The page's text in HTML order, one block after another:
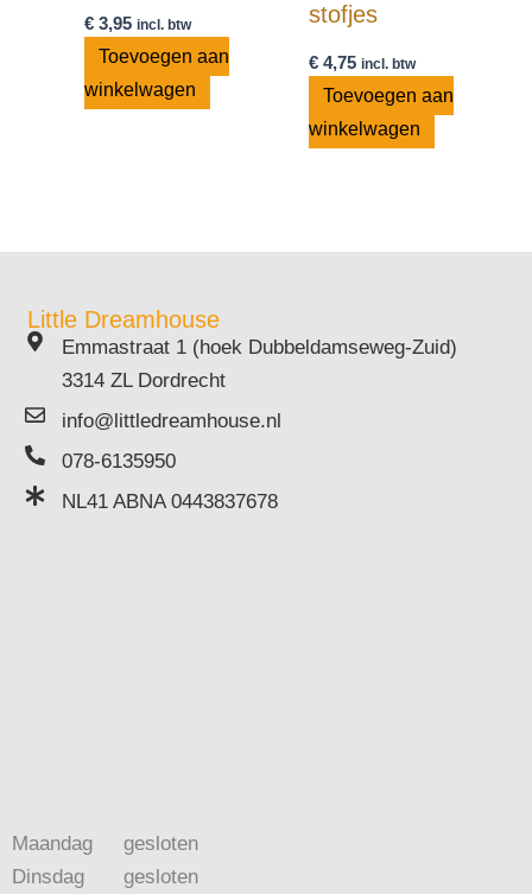
€ 3,95 incl. btw
Toevoegen aan
winkelwagen
stofjes
€4,75 incl. btw
Toevoegen aan
winkelwagen
Little Dreamhouse
Emmastraat 1 (hoek Dubbeldamseweg-Zuid)
3314 ZL Dordrecht
info@littledreamhouse.nl
078-6135950
NL41 ABNA 0443837678
Maandag
Dinsdag
gesloten
gesloten